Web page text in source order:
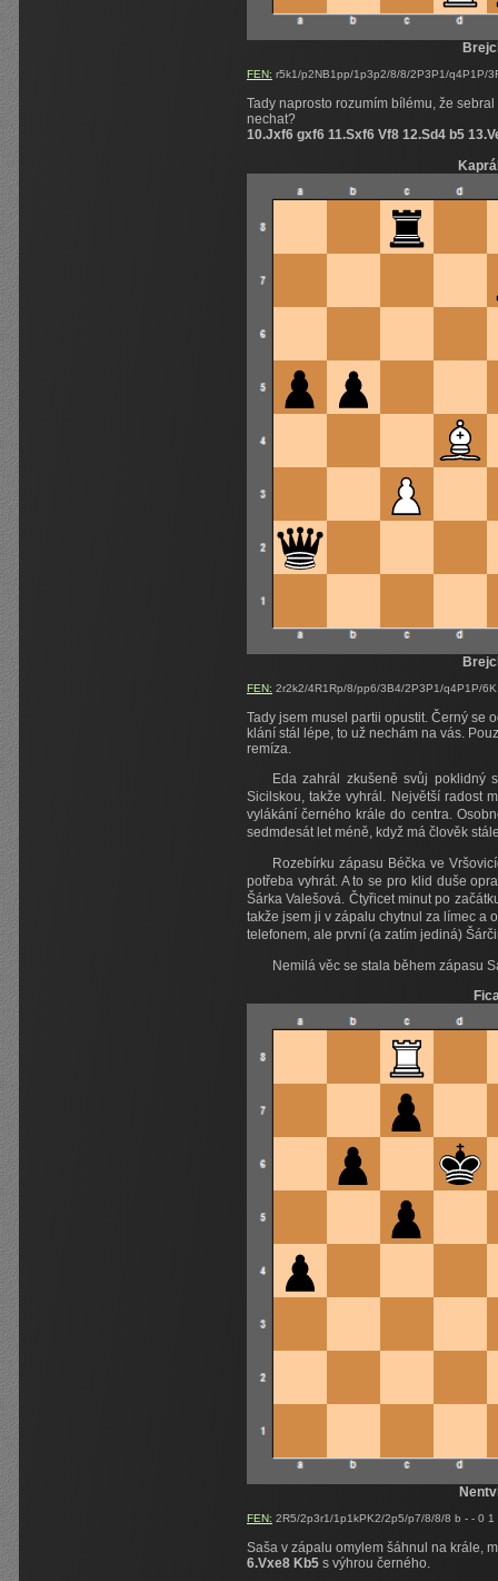
FEN: r5k1/p2NB1pp/1p3p2/8/8/2P3P1/q4P1P/
Tady naprosto rozumím bílému, že
nechat?
10.Jxf6 gxf6 11.Sxf6 Vf8 12.Sd4 b5
FEN: 2r2k2/4R1Rp/8/pp6/3B4/2P3P1/q4P1P/
Tady jsem musel partii opustit. Černý se
klání stál lépe, to už nechám na vás.
remíza.
Eda zahrál zkušeně svůj poklidný
Sicilskou, takže vyhrál. Největší radost
vylákání černého krále do centra.
sedmdesát let méně, když má člověk
Rozebírku zápasu Béčka ve
potřeba vyhrát. A to se pro klid duše
Šárka Valešová. Čtyřicet minut po
takže jsem ji v zápalu chytnul za límec a
telefonem, ale první (a zatím jediná)
Nemilá věc se stala během zápasu
FEN: 2R5/2p3r1/1p1kPK2/2p5/p7/8/8/8 b - - 0 1
Saša v zápalu omylem šáhnul na krále,
6.Vxe8 Kb5 s výhrou černého.